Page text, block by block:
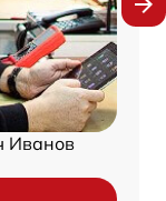
Иванов